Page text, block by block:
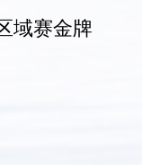
域赛金牌